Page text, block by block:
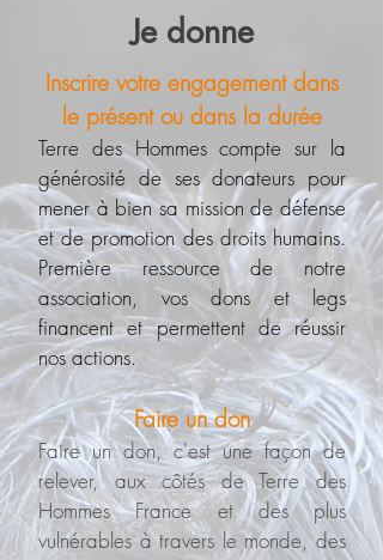
Je donne
Inscrire votre engagement dans
le présent ou dans la durée
Terre des Hommes compte sur la
générosité de ses donateurs pour
mener à bien sa mission de défense
et de promotion des droits humains.
Première ressource de notre
association, vos dons et legs
financent et permettent de réussir
nos actions.
Faire un don
Faire un don, c'est une façon de
relever, aux côtés de Terre des
Hommes France et des plus
vulnérables à travers le monde, des